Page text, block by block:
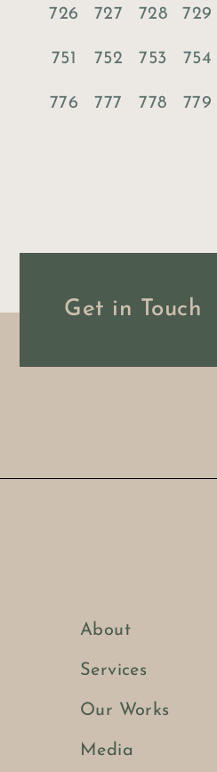
726 727 728 729
751 752 753 754
776 777 778 779
Get in Touch
About
Services
Our Works
Media